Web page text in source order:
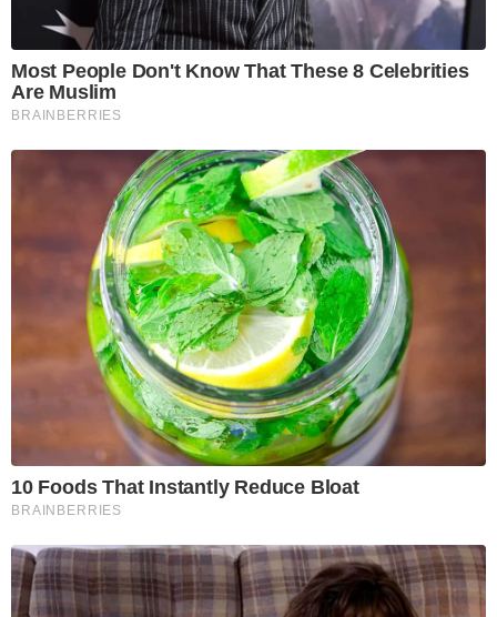
Most People Don't Know That These 8 Celebrities
Are Muslim
BRAINBERRIES
10 Foods That Instantly Reduce Bloat
BRAINBERRIES